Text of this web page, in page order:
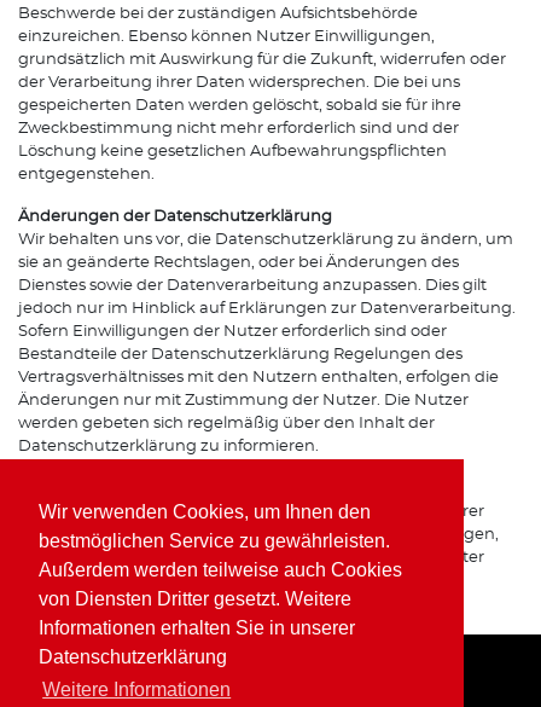
Wir verwenden Cookies, um Ihnen den
bestmöglichen Service zu gewährleisten.
Außerdem werden teilweise auch Cookies
von Diensten Dritter gesetzt. Weitere
Informationen erhalten Sie in unserer
Datenschutzerklärung
Weitere Informationen
Beschwerde bei der zuständigen Aufsichtsbehörde
einzureichen. Ebenso können Nutzer Einwilligungen,
grundsätzlich mit Auswirkung für die Zukunft, widerrufen oder
der Verarbeitung ihrer Daten widersprechen. Die bei uns
gespeicherten Daten werden gelöscht, sobald sie für ihre
Zweckbestimmung nicht mehr erforderlich sind und der
Löschung keine gesetzlichen Aufbewahrungspflichten
entgegenstehen.
Änderungen der Datenschutzerklärung
Wir behalten uns vor, die Datenschutzerklärung zu ändern, um
sie an geänderte Rechtslagen, oder bei Änderungen des
Dienstes sowie der Datenverarbeitung anzupassen. Dies gilt
jedoch nur im Hinblick auf Erklärungen zur Datenverarbeitung.
Sofern Einwilligungen der Nutzer erforderlich sind oder
Bestandteile der Datenschutzerklärung Regelungen des
Vertragsverhältnisses mit den Nutzern enthalten, erfolgen die
Änderungen nur mit Zustimmung der Nutzer. Die Nutzer
werden gebeten sich regelmäßig über den Inhalt der
Datenschutzerklärung zu informieren.
Bei Fragen zur Erhebung, Verarbeitung oder Nutzung Ihrer
personenbezogenen Daten, bei Auskünften, Berichtigungen,
Sperrung oder Löschung von Daten sowie Widerruf erteilter
Einwilligungen wenden Sie sich bitte an unsere(n)
Datenschutzbeauftragte(n) bzw. Apothekeninhaber(in).
Home Impressum